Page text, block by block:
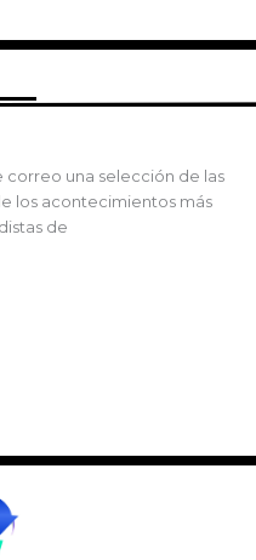
correo una selección de las
los acontecimientos más
de